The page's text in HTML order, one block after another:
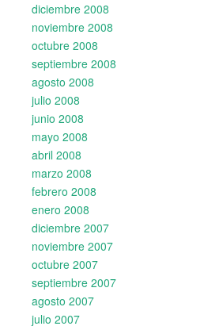
diciembre 2008
noviembre 2008
octubre 2008
septiembre 2008
agosto 2008
julio 2008
junio 2008
mayo 2008
abril 2008
marzo 2008
febrero 2008
enero 2008
diciembre 2007
noviembre 2007
octubre 2007
septiembre 2007
agosto 2007
julio 2007